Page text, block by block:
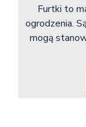
Furtki to
ogrodzenia.
mogą